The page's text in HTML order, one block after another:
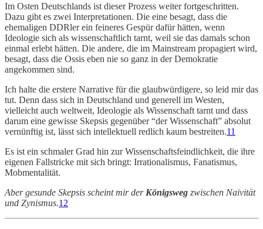
Im Osten Deutschlands ist dieser Prozess weiter fortgeschritten.
Dazu gibt es zwei Interpretationen. Die eine besagt, dass die
ehemaligen DDRler ein feineres Gespür dafür hätten, wenn
Ideologie sich als wissenschaftlich tarnt, weil sie das damals schon
einmal erlebt hätten. Die andere, die im Mainstream propagiert wird,
besagt, dass die Ossis eben nie so ganz in der Demokratie
angekommen sind.
Ich halte die erstere Narrative für die glaubwürdigere, so leid mir das
tut. Denn dass sich in Deutschland und generell im Westen,
vielleicht auch weltweit, Ideologie als Wissenschaft tarnt und dass
darum eine gewisse Skepsis gegenüber “der Wissenschaft” absolut
vernünftig ist, lässt sich intellektuell redlich kaum bestreiten.11
Es ist ein schmaler Grad hin zur Wissenschaftsfeindlichkeit, die ihre
eigenen Fallstricke mit sich bringt: Irrationalismus, Fanatismus,
Mobmentalität.
Aber gesunde Skepsis scheint mir der Königsweg zwischen Naivität
und Zynismus.12